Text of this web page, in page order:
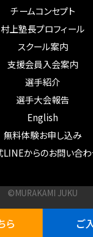
チームコンセプト
村上塾長プロフィール
スクール案内
支援会員入会案内
選手紹介
選手大会報告
English
無料体験お申し込み
LINEからのお問い合
©MURAKAMI JUKU
ら ご